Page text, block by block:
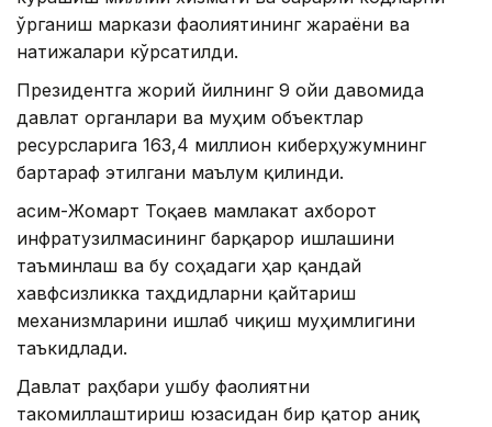
ўрганиш маркази фаолиятининг жараёни ва
натижалари кўрсатилди.
Президентга жорий йилнинг 9 ойи давомида
давлат органлари ва муҳим объектлар
ресурсларига 163,4 миллион киберҳужумнинг
бартараф этилгани маълум қилинди.
Қасим-Жомарт Тоқаев мамлакат ахборот
инфратузилмасининг барқарор ишлашини
таъминлаш ва бу соҳадаги ҳар қандай
хавфсизликка таҳдидларни қайтариш
механизмларини ишлаб чиқиш муҳимлигини
таъкидлади.
Давлат раҳбари ушбу фаолиятни
такомиллаштириш юзасидан бир қатор аниқ